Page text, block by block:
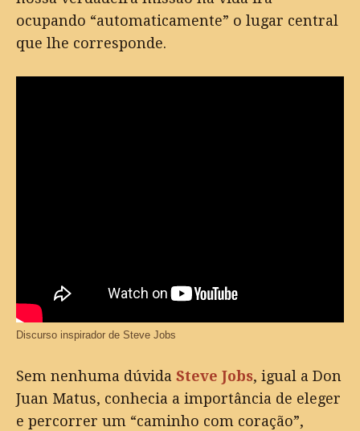
ocupando “automaticamente” o lugar central
que lhe corresponde.
Discurso inspirador de Steve Jobs
Sem nenhuma dúvida Steve Jobs, igual a Don
Juan Matus, conhecia a importância de eleger
e percorrer um “caminho com coração”,